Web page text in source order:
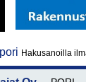
Hakusanoilla